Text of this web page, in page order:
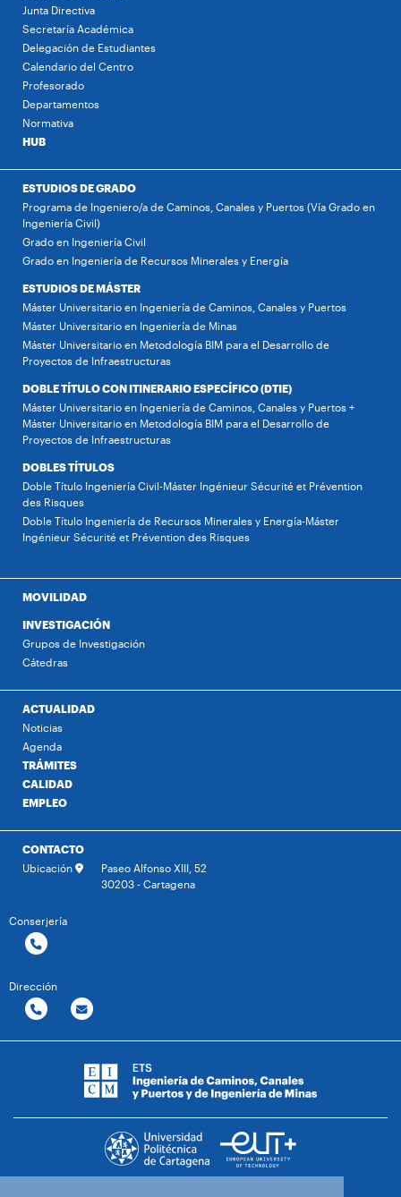
Junta Directiva
Secretaría Académica
Delegación de Estudiantes
Calendario del Centro
Profesorado
Departamentos
Normativa
HUB
ESTUDIOS DE GRADO
Programa de Ingeniero/a de Caminos, Canales y Puertos (Vía Grado en
Ingeniería Civil)
Grado en Ingeniería Civil
Grado en Ingeniería de Recursos Minerales y Energía
ESTUDIOS DE MÁSTER
Máster Universitario en Ingeniería de Caminos, Canales y Puertos
Máster Universitario en Ingeniería de Minas
Máster Universitario en Metodología BIM para el Desarrollo de
Proyectos de Infraestructuras
DOBLE TÍTULO CON ITINERARIO ESPECÍFICO (DTIE)
Máster Universitario en Ingeniería de Caminos, Canales y Puertos +
Máster Universitario en Metodología BIM para el Desarrollo de
Proyectos de Infraestructuras
DOBLES TÍTULOS
Doble Título Ingeniería Civil-Máster Ingénieur Sécurité et Prévention
des Risques
Doble Título Ingeniería de Recursos Minerales y Energía-Máster
Ingénieur Sécurité et Prévention des Risques
MOVILIDAD
INVESTIGACIÓN
Grupos de Investigación
Cátedras
ACTUALIDAD
Noticias
Agenda
TRÁMITES
CALIDAD
EMPLEO
CONTACTO
Ubicación
Paseo Alfonso XIII, 52
30203 - Cartagena
Conserjería
Dirección